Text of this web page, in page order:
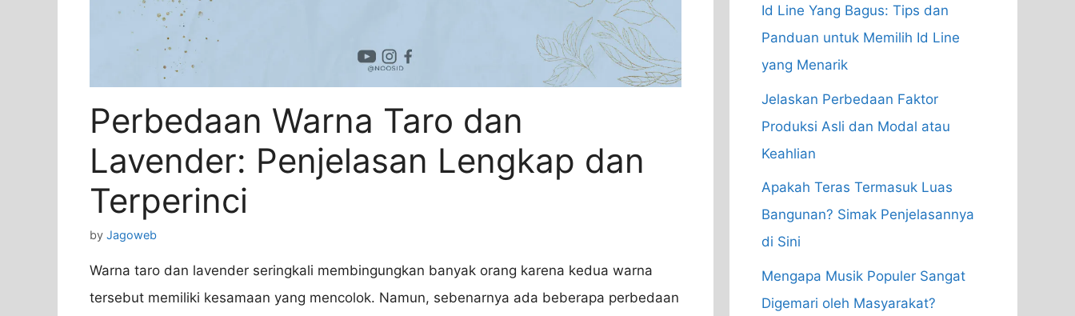
Perbedaan Warna Taro dan
Lavender: Penjelasan Lengkap dan
Terperinci
by Jagoweb
Warna taro dan lavender seringkali membingungkan banyak orang karena kedua warna
tersebut memiliki kesamaan yang mencolok. Namun, sebenarnya ada beberapa perbedaan
Id Line Yang Bagus: Tips dan
Panduan untuk Memilih Id Line
yang Menarik
Jelaskan Perbedaan Faktor
Produksi Asli dan Modal atau
Keahlian
Apakah Teras Termasuk Luas
Bangunan? Simak Penjelasannya
di Sini
Mengapa Musik Populer Sangat
Digemari oleh Masyarakat?